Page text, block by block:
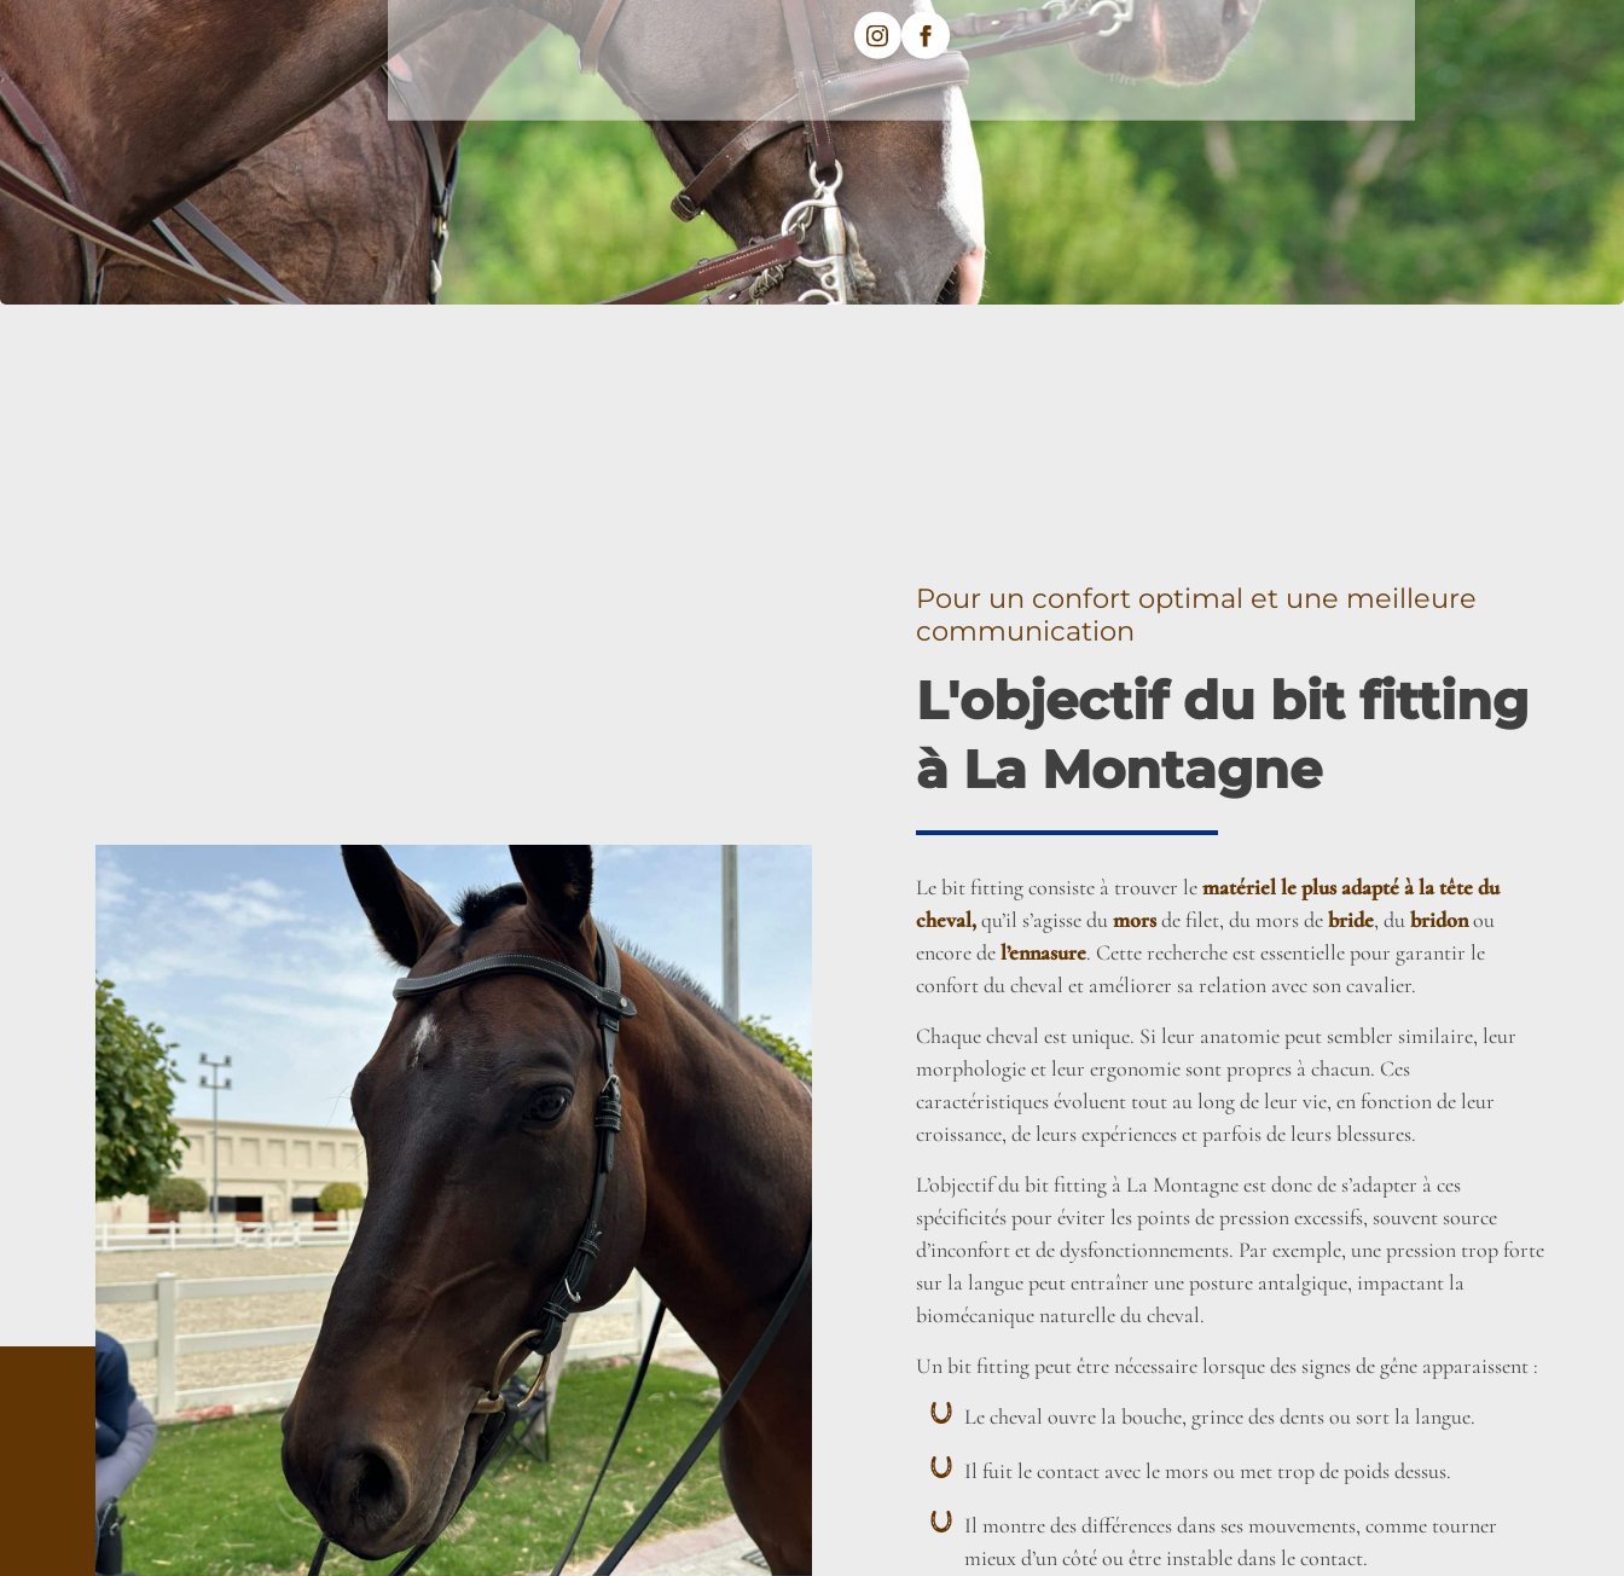
Pour un confort optimal et une meilleure
communication
L'objectif du bit fitting
à La Montagne
Le bit fitting consiste à trouver lematériel le plus adapté à la tête du
cheval,qu’il s’agisse dumorsde filet, du mors debride, dubridonou
encore del’ennasure. Cette recherche est essentielle pour garantir le
confort du cheval et améliorer sa relation avec son cavalier.
Chaque cheval est unique. Si leur anatomie peut sembler similaire, leur
morphologie et leur ergonomie sont propres à chacun. Ces
caractéristiques évoluent tout au long de leur vie, en fonction de leur
croissance, de leurs expériences et parfois de leurs blessures.
L’objectif du bit fitting à La Montagne est donc de s’adapter à ces
spécificités pour éviter les points de pression excessifs, souvent source
d’inconfort et de dysfonctionnements. Par exemple, une pression trop forte
sur la langue peut entraîner une posture antalgique, impactant la
biomécanique naturelle du cheval.
Un bit fitting peut être nécessaire lorsque des signes de gêne apparaissent :
Le cheval ouvre la bouche, grince des dents ou sort la langue.
Il fuit le contact avec le mors ou met trop de poids dessus.
Il montre des différences dans ses mouvements, comme tourner
mieux d’un côté ou être instable dans le contact.